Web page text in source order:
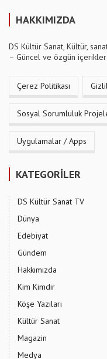
HAKKIMIZDA
DS Kültür Sanat, Kültür,
– Güncel ve özgün içerikler
Çerez Politikası
Sosyal Sorumluluk
Uygulamalar / Apps
KATEGORİLER
DS Kültür Sanat TV
Dünya
Edebiyat
Gündem
Hakkımızda
Kim Kimdir
Köşe Yazıları
Kültür Sanat
Magazin
Medya